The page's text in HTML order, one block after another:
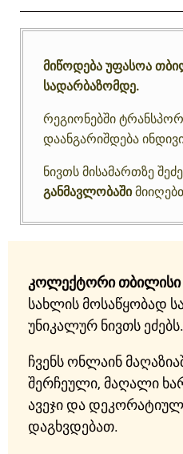
მიწოდება უფასოა
სადარბაზომდე.
რეგიონებში
დაანგარიშდება
ნივთს მისამართზე
განმავლობაში
კოლექტორი თბილისი
სახლის მოსაწყობად
უნიკალურ ნივთს ეძებს.
ჩვენს ონლაინ
შერჩეული, მაღალი
ავეჯი და
დაგხვდებათ.